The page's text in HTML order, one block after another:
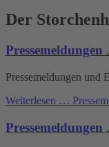
Der
Pressemeldungen
Pressemeldungen und
Weiterlesen …
Pressemeldungen